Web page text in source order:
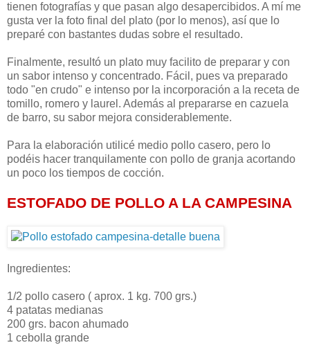
tienen fotografías y que pasan algo desapercibidos. A mí me
gusta ver la foto final del plato (por lo menos), así que lo
preparé con bastantes dudas sobre el resultado.
Finalmente, resultó un plato muy facilito de preparar y con
un sabor intenso y concentrado. Fácil, pues va preparado
todo "en crudo" e intenso por la incorporación a la receta de
tomillo, romero y laurel. Además al prepararse en cazuela
de barro, su sabor mejora considerablemente.
Para la elaboración utilicé medio pollo casero, pero lo
podéis hacer tranquilamente con pollo de granja acortando
un poco los tiempos de cocción.
ESTOFADO DE POLLO A LA CAMPESINA
Ingredientes:
1/2 pollo casero ( aprox. 1 kg. 700 grs.)
4 patatas medianas
200 grs. bacon ahumado
1 cebolla grande